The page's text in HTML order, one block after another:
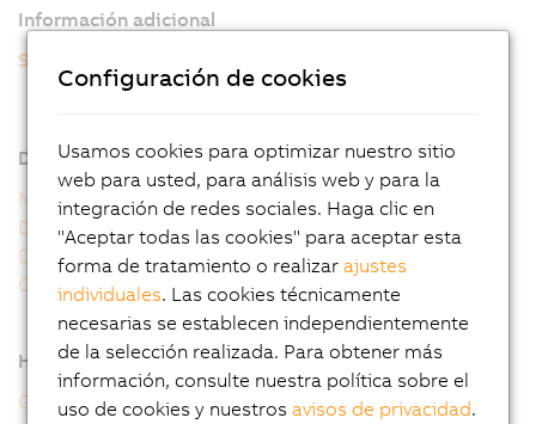
Información adicional
Servomotores 8WSA
8WSA - Datos generales del motor
Descargas
Manual de usuario de 8WS
Declaración 8WS de la UE
Declaración 8WS del Reino Unido
Certificado de conformidad 8WS de UL
Herramientas online
Configurador CAD
Configuración de cookies
Usamos cookies para optimizar nuestro sitio
web para usted, para análisis web y para la
integración de redes sociales. Haga clic en
"Aceptar todas las cookies" para aceptar esta
forma de tratamiento o realizarajustes
individuales. Las cookies técnicamente
necesarias se establecen independientemente
de la selección realizada. Para obtener más
información, consulte nuestra política sobre el
uso de cookies y nuestrosavisos de privacidad.